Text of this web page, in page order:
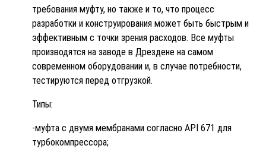
требования муфту, но также и то, что процесс
разработки и конструирования может быть быстрым и
эффективным с точки зрения расходов. Все муфты
производятся на заводе в Дрездене на самом
современном оборудовании и, в случае потребности,
тестируются перед отгрузкой.
Типы:
-муфта с двумя мембранами согласно API 671 для
турбокомпрессора;